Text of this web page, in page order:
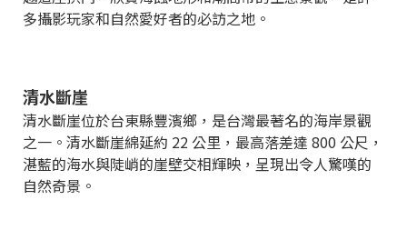
多攝影玩家和自然愛好者的必訪之地。
清水斷崖
清水斷崖位於台東縣豐濱鄉，是台灣最著名的海岸景觀
之一。清水斷崖綿延約 22 公里，最高落差達 800 公尺，
湛藍的海水與陡峭的崖壁交相輝映，呈現出令人驚嘆的
自然奇景。